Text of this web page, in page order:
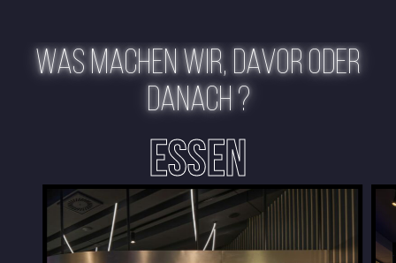
WAS MACHEN WIR, DAVOR ODER
DANACH ?
ESSEN